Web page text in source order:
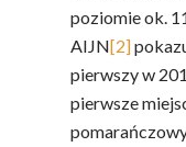
poziomie ok.
AIJN[2]
pierwszy w
pierwsze